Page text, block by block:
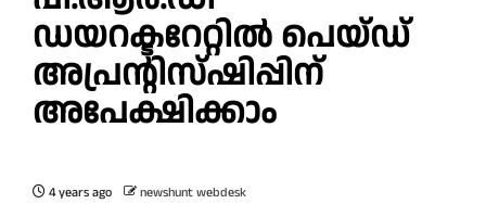
ഡയറക്ടറേറ്റിൽ പെയ്ഡ്
അപ്രന്റിസ്ഷിപ്പിന്
അപേക്ഷിക്കാം
4 years ago newshunt webdesk